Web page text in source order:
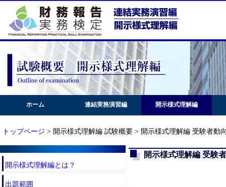
ホーム 連結実務演習編 開示様式理解編
トップページ > 開示様式理解編 試験概要 > 開示様式理解編 受験者動
開示様式理解編とは？
出題範囲
開示様式理解編 受験